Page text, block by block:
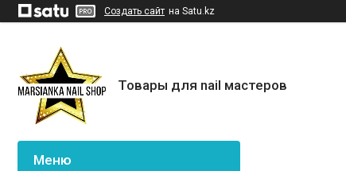
Создать сайт на Satu.kz
Товары для nail мастеров